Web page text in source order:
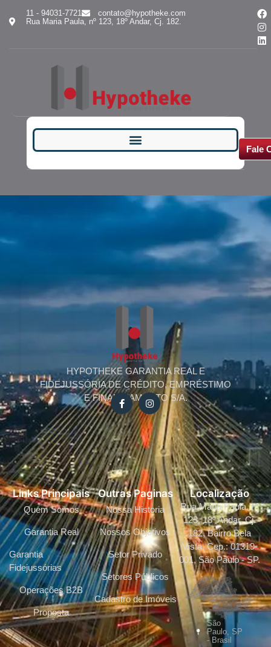
11 - 94031-7721
contato@hypotheke.com
Rua Maria Paula, nº 123, 18º Andar, Cj. 182.
Fale
HYPOTHEKE GARANTIA REAL E
FIDEJUSSÓRIA DE CRÉDITO, EMPRÉSTIMO
E FINANCIAMENTO S/A.
Links Principais
Quem Somos
Garantia Real
Garantia
Fidejussórias
Operações B2B
Proposta
Outras Paginas
Nossa Historia
Nossos Objetivos
Setor Privado
Setores Públicos
Cadastro de Imóveis
Localização
Rua Maria Paula, nº
123, 18º Andar, Cj.
182, Bairro Bela
Vista, Cep.: 01319-
001, São Paulo - SP.
São
Paulo, SP
- Brasil